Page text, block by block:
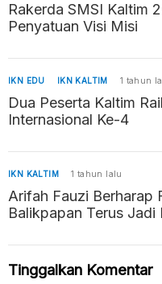
Rakerda SMSI Kaltim
Penyatuan Visi Misi
IKN EDU IKN KALTIM 1 tahun
Dua Peserta Kaltim
Internasional Ke-4
IKN KALTIM 1 tahun lalu
Arifah Fauzi Berharap
Balikpapan Terus Jadi
Tinggalkan Komentar